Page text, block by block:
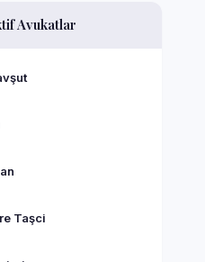
Avukatlar
Taşci